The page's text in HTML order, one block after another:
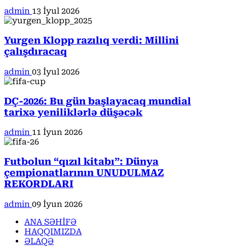
admin 13 İyul 2026
Yurgen Klopp razılıq verdi: Millini
çalışdıracaq
admin 03 İyul 2026
DÇ-2026: Bu gün başlayacaq mundial
tarixə yeniliklərlə düşəcək
admin 11 İyun 2026
Futbolun “qızıl kitabı”: Dünya
çempionatlarının UNUDULMAZ
REKORDLARI
admin 09 İyun 2026
ANA SƏHİFƏ
HAQQIMIZDA
ƏLAQƏ